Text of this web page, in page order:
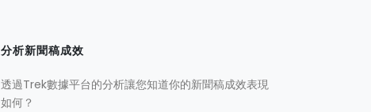
分析新聞稿成效
透過Trek數據平台的分析讓您知道你的新聞稿成效表現
如何？